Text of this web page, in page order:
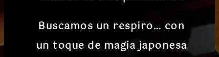
Buscamos un respiro… con
un toque de magia japonesa